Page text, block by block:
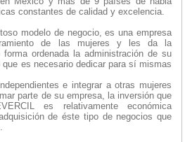
constantes de calidad y excelencia.
modelo de negocio, es una empresa
de las mujeres y les da la
ordenada la administración de su
es necesario dedicar para sí mismas
e integrar a otras mujeres
parte de su empresa, la inversión que
es relativamente económica
de éste tipo de negocios que